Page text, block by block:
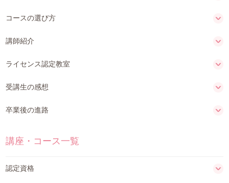
コースの選び方
講師紹介
ライセンス認定教室
受講生の感想
卒業後の進路
講座・コース一覧
認定資格